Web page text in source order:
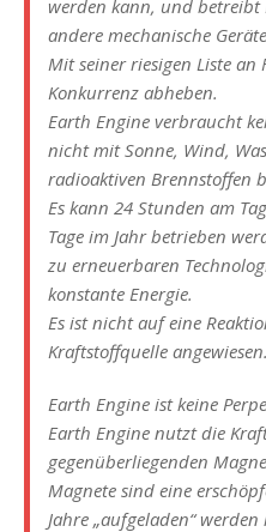
werden kann, und betreibt
andere mechanische
Mit seiner riesigen Liste an
Konkurrenz abheben.
Earth Engine verbraucht
nicht mit Sonne, Wind,
radioaktiven Brennstoffen
Es kann 24 Stunden am
Tage im Jahr betrieben
zu erneuerbaren
konstante Energie.
Es ist nicht auf eine
Kraftstoffquelle angewiesen.
Earth Engine ist keine
Earth Engine nutzt die
gegenüberliegenden
Magnete sind eine
Jahre „aufgeladen“ werden